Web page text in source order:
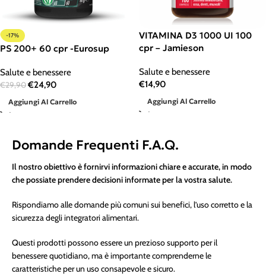
-17%
PS 200+ 60 cpr -Eurosup
Salute e benessere
€29,90€24,90
Aggiungi Al Carrello
VITAMINA D3 1000 UI 100
cpr – Jamieson
Salute e benessere
€14,90
Aggiungi Al Carrello
Domande Frequenti F.A.Q.
Il nostro obiettivo è fornirvi informazioni chiare e accurate, in modo
che possiate prendere decisioni informate per la vostra salute.
Rispondiamo alle domande più comuni sui benefici, l’uso corretto e la
sicurezza degli integratori alimentari.
Questi prodotti possono essere un prezioso supporto per il
benessere quotidiano, ma è importante comprenderne le
caratteristiche per un uso consapevole e sicuro.